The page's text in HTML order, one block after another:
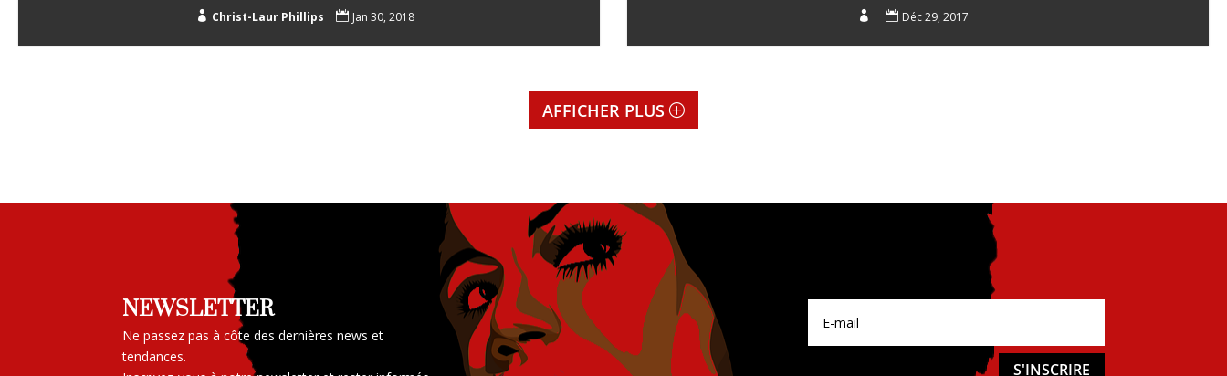
 Christ-Laur Phillips  Jan 30, 2018   Déc 29, 2017
AFFICHER PLUS
NEWSLETTER
Ne passez pas à côte des dernières news et
tendances.
S'INSCRIRE